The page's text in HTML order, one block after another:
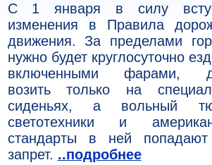
С 1 января в силу
изменения в Правила
движения. За пределами
нужно будет круглосуточно
включенными фарами,
возить только на
сиденьях, а вольный
светотехники и
стандарты в ней
запрет. ..подробнее